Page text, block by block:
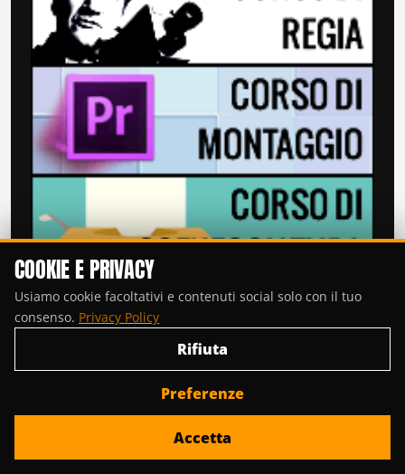
COOKIE E PRIVACY
Usiamo cookie facoltativi e contenuti social solo con il tuo
consenso. Privacy Policy
Rifiuta
Preferenze
Accetta